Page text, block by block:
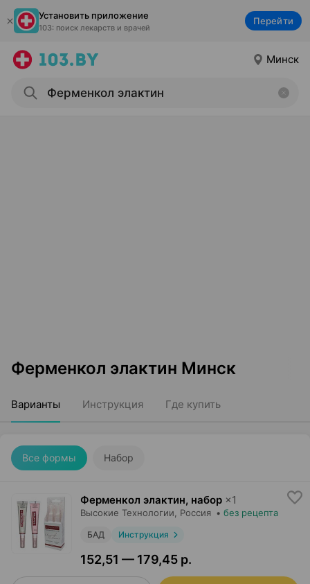
Установить приложение
103: поиск лекарств и врачей
Перейти
Минск
Ферменкол элактин Минск
Варианты Инструкция Где купить
Все формы Набор
Ферменкол элактин, набор ×1
Высокие Технологии , Россия • без рецепта
БАД Инструкция
152,51 — 179,45 р.